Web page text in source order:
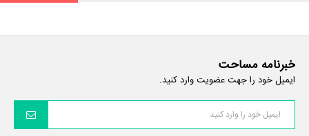
خبرنامه مساحت
ایمیل خود را جهت عضویت وارد کنید.